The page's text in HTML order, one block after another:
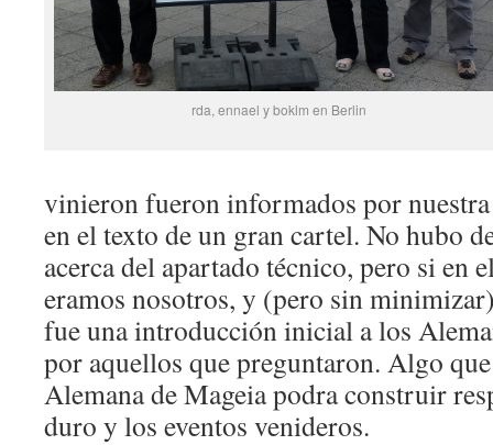
rda, ennael y boklm en Berlin
vinieron fueron informados por
en el texto de un gran cartel. No hubo
acerca del apartado técnico, pero si en
eramos nosotros, y (pero sin
fue una introducción inicial a los
por aquellos que preguntaron. Algo
Alemana de Mageia podra construir
duro y los eventos venideros.